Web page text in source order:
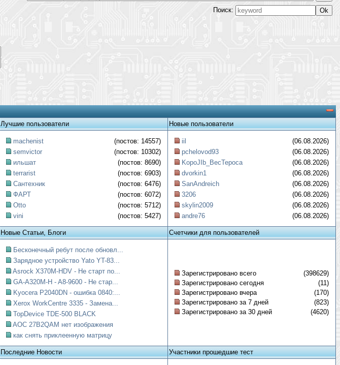
Поиск:
Лучшие пользователи Новые пользователи
machenist
(постов: 14557)
semvictor
(постов: 10302)
ильшат
(постов: 8690)
terrarist
(постов: 6903)
Сантехник
(постов: 6476)
ФАРТ
(постов: 6072)
Otto
(постов: 5712)
vini
(постов: 5427)
iil
(06.08.2026)
pchelovod93
(06.08.2026)
KopoJIb_BecTepoca
(06.08.2026)
dvorkin1
(06.08.2026)
SanAndreich
(06.08.2026)
3206
(06.08.2026)
skylin2009
(06.08.2026)
andre76
(06.08.2026)
Новые Статьи, Блоги Счетчики для пользователей
Бесконечный ребут после обновл...
Зарядное устройство Yato YT-83...
Asrock X370M-HDV - Не старт по...
GA-A320M-H - A8-9600 - Не стар...
Kyocera P2040DN - ошибка 0840:...
Xerox WorkCentre 3335 - Замена...
TopDevice TDE-500 BLACK
AOC 27B2QAM нет изображения
как снять приклеенную матрицу
Зарегистрировано всего
(398629)
Зарегистрировано сегодня
(11)
Зарегистрировано вчера
(170)
Зарегистрировано за 7 дней
(823)
Зарегистрировано за 30 дней
(4620)
Последние Новости Участники прошедшие тест